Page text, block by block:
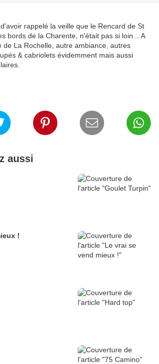
rappelé la veille que le Rencard de St
bords de la Charente, n'était pas si loin... A
de La Rochelle, autre ambiance, autres
& cabriolets évidemment mais aussi
aussi
!